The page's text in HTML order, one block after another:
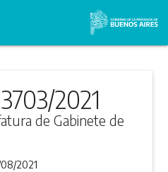
2021
de Gabinete de
2021